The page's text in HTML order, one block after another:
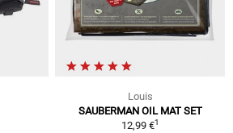
Louis
SAUBERMAN OIL MAT SET
12,99 €1